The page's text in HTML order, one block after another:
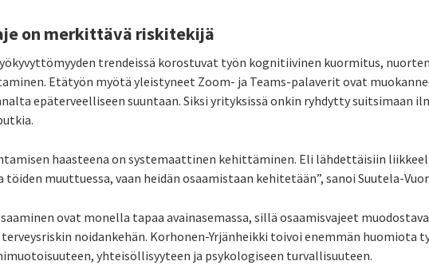
on merkittävä riskitekijä
trendeissä korostuvat työn kognitiivinen kuormitus,
Etätyön myötä yleistyneet Zoom- ja Teams-palaverit ovat
epäterveelliseen suuntaan. Siksi yrityksissä onkin ryhdytty suitsimaan
haasteena on systemaattinen kehittäminen. Eli lähdettäisiin
muuttuessa, vaan heidän osaamistaan kehitetään”, sanoi Suutela-
ovat monella tapaa avainasemassa, sillä osaamisvajeet
noidankehän. Korhonen-Yrjänheikki toivoi enemmän huomiota
yhteisöllisyyteen ja psykologiseen turvallisuuteen.